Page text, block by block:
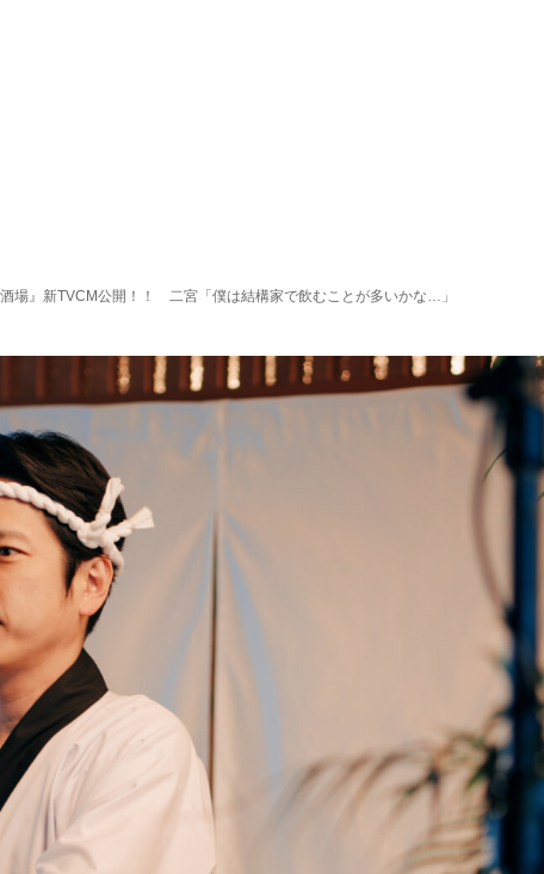
場』新TVCM公開！！ 二宮「僕は結構家で飲むことが多いかな…」